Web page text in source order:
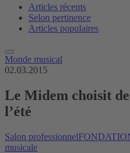
Articles récents
Selon pertinence
Articles populaires
Monde musical
02.03.2015
Le Midem choisit
l’été
Salon professionnel
musicale